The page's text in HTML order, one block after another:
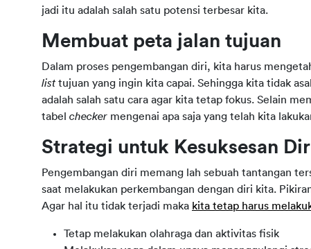
jadi itu adalah salah satu potensi terbesar kita.
Membuat peta jalan tujuan
Dalam proses pengembangan diri, kita harus
list tujuan yang ingin kita capai. Sehingga kita tidak
adalah salah satu cara agar kita tetap fokus. Selain
tabel checker mengenai apa saja yang telah kita
Strategi untuk Kesuksesan
Pengembangan diri memang lah sebuah tantangan
saat melakukan perkembangan dengan diri kita.
Agar hal itu tidak terjadi maka kita tetap harus
Tetap melakukan olahraga dan aktivitas fisik